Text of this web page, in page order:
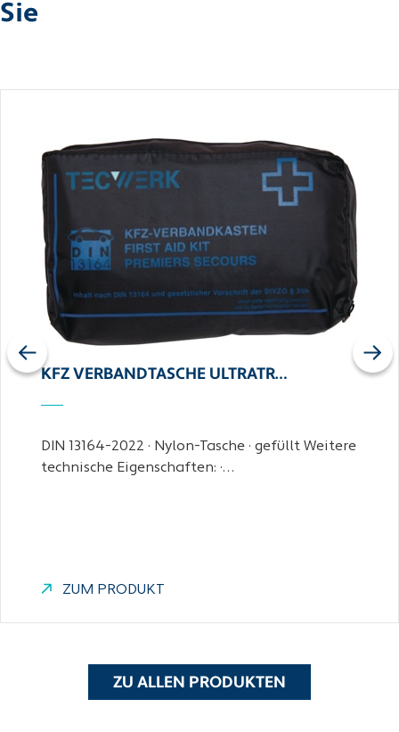
Sie
KFZ VERBANDTASCHE ULTRATR…
DIN 13164-2022 · Nylon-Tasche · gefüllt Weitere
technische Eigenschaften: ·…
ZUM PRODUKT
Previous Next
ZU ALLEN PRODUKTEN